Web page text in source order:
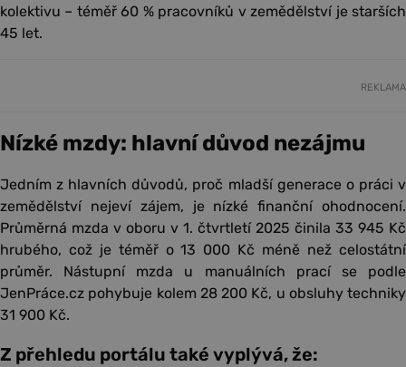
kolektivu – téměř 60 % pracovníků v zemědělství je starších
45 let.
REKLAMA
Nízké mzdy: hlavní důvod nezájmu
Jedním z hlavních důvodů, proč mladší generace o práci v
zemědělství nejeví zájem, je nízké finanční ohodnocení.
Průměrná mzda v oboru v 1. čtvrtletí 2025 činila 33 945 Kč
hrubého, což je téměř o 13 000 Kč méně než celostátní
průměr. Nástupní mzda u manuálních prací se podle
JenPráce.cz pohybuje kolem 28 200 Kč, u obsluhy techniky
31 900 Kč.
Z přehledu portálu také vyplývá, že: